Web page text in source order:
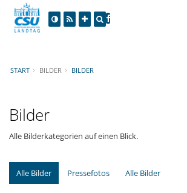
START BILDER BILDER
Bilder
Alle Bilderkategorien auf einen Blick.
Alle Bilder Pressefotos Alle Bilder